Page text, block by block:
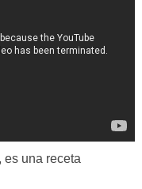
es una receta